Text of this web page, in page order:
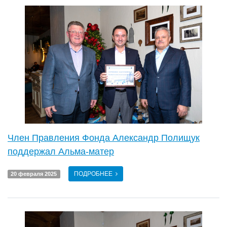
Член Правления Фонда Александр Полищук
поддержал Альма-матер
20 февраля 2025 ПОДРОБНЕЕ